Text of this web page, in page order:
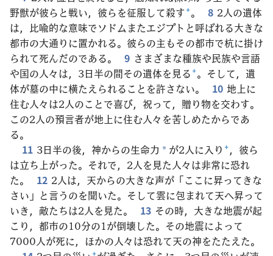
野獣が彼らと戦い，彼らを征服して殺す+。 8 2人の遺体
は，比喩的な意味でソドムまたエジプトと呼ばれる大きな
都市の大通りに置かれる。彼らの主もその都市で杭に掛け
られて死んだのである。
9 さまざまな種族や民族や言語
や国の人々は，3日半の間その遺体を見る+。そして，遺
体が墓の中に横たえられることを許さない。
10 地上に
住む人々は2人のことで喜び，祝って，贈り物を交わす。
この2人の預言者が地上に住む人々を苦しめたからであ
る。
11 3日半の後，神からの生命力 * が2人に入り +，彼ら
は立ち上がった。それで，2人を見た人々は非常に恐れ
た。
12 2人は，天からの大きな声が「ここに昇ってきな
さい」と言うのを聞いた。そして雲に包まれて天へ昇って
いき，敵たちは2人を見た。
13 その時，大きな地震が起
こり，都市の10分の1が倒壊した。その地震によって
7000人が死に，ほかの人々は恐れて天の神をたたえた。